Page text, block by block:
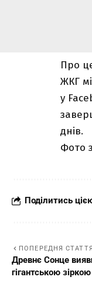
Про
ЖКГ
у
днів.
Фото
Поділитись
ПОПЕРЕДНЯ СТАТТЯ
Древнє Сонце
гігантською зіркою